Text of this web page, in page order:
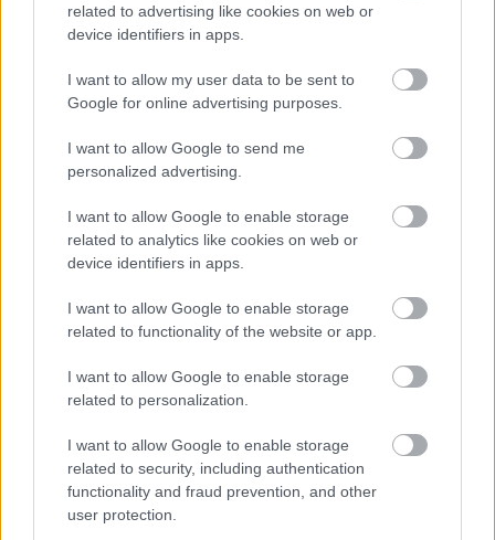
related to advertising like cookies on web or
device identifiers in apps.
I want to allow my user data to be sent to
Google for online advertising purposes.
I want to allow Google to send me
personalized advertising.
I want to allow Google to enable storage
related to analytics like cookies on web or
device identifiers in apps.
I want to allow Google to enable storage
related to functionality of the website or app.
I want to allow Google to enable storage
related to personalization.
I want to allow Google to enable storage
related to security, including authentication
functionality and fraud prevention, and other
user protection.
legjobb nyilvánosság az, ami nem létezik. És az
igazán felelős szülői magatartás az, ami a lehető
legnagyobb mértékű védettséget igyekszik biztosítani
a gyerek számára. Amennyiben ez nem
esetében), a nyilvánosság (külső elvárásoknak
megfelelés) kezelésében és a másoktól nem függő
komoly erőfeszítéseket kell majd tenni. Ami - valljuk
be - cseppet sem irigylésre méltó helyzet.”
Ha szívesen olvasol az
angol királyi családról:
Katalin hercegné újrahasznosított kabátban kezdi
Harry herceg szerint meg vannak számlálva a
napjai a királyi család tagjaként
Ennyibe kerülhetett Erzsébet királynő temetése,
nem túl boldogok a britek